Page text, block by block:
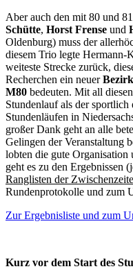
Aber auch den mit 80 und
Schütte, Horst Frense und
Oldenburg) muss der
diesem Trio legte
weiteste Strecke zurück,
Recherchen ein neuer
M80 bedeuten. Mit all
Stundenlauf als der sportlich
Stundenläufen in
großer Dank geht an alle
Gelingen der Veranstaltung
lobten die gute
geht es zu den Ergebnissen (
Ranglisten der
Rundenprotokolle und zum
Zur Ergebnisliste und zum
Kurz vor dem Start des